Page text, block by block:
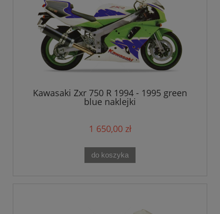
Kawasaki Zxr 750 R 1994 - 1995 green
blue naklejki
1 650,00 zł
do koszyka